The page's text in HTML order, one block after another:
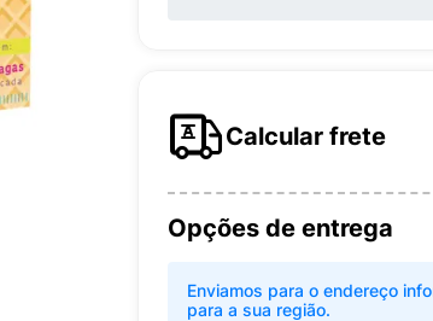
Calcular frete
Opções de entrega
Enviamos para o endereço
para a sua região.